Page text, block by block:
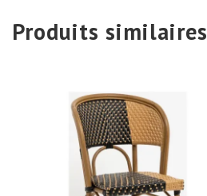
Produits similaires